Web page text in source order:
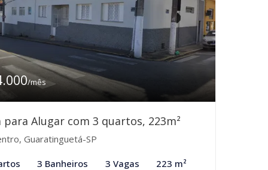
/mês
para Alugar com 3 quartos, 223m²
Guaratinguetá-SP
3 Banheiros 3 Vagas 223 m²